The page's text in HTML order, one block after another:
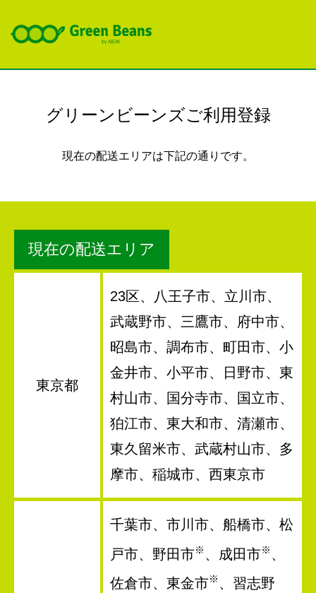
グリーンビーンズご利用登録
現在の配送エリアは下記の通りです。
現在の配送エリア
東京都
23区、八王子市、立川市、
武蔵野市、三鷹市、府中市、
昭島市、調布市、町田市、小
金井市、小平市、日野市、東
村山市、国分寺市、国立市、
狛江市、東大和市、清瀬市、
東久留米市、武蔵村山市、多
摩市、稲城市、西東京市
千葉市、市川市、船橋市、松
戸市、野田市※ 、成田市※
佐倉市、東金市※ 、習志野